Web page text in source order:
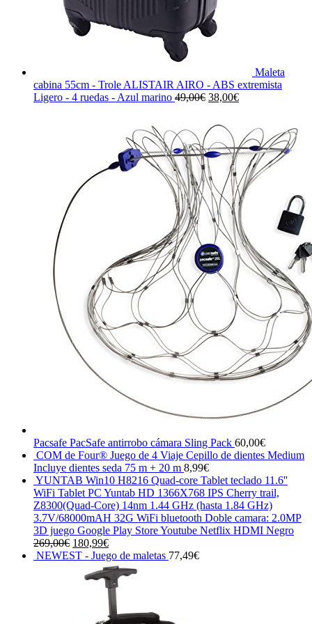
Maleta
cabina 55cm - Trole ALISTAIR AIRO - ABS extremista
Ligero - 4 ruedas - Azul marino 49,00€ El
original
era:
49,00€.
38,00€El
es:
38,00€.
Pacsafe PacSafe antirrobo cámara Sling Pack 60,00€
COM de Four® Juego de 4 Viaje Cepillo de dientes Medium
Incluye dientes seda 75 m + 20 m 8,99€
YUNTAB Win10 H8216 Quad-core Tablet teclado 11.6''
WiFi Tablet PC Yuntab HD 1366X768 IPS Cherry trail,
Z8300(Quad-Core) 14nm 1.44 GHz (hasta 1.84 GHz)
3.7V/68000mAH 32G WiFi bluetooth Doble camara: 2.0MP
3D juego Google Play Store Youtube Netflix HDMI Negro
269,00€ El
precio
original
era:
269,00€.
180,99€El
precio
actual
es:
180,99€.
NEWEST - Juego de maletas 77,49€